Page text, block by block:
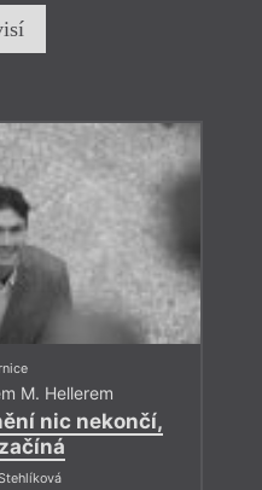
M. Hellerem
nic nekončí,